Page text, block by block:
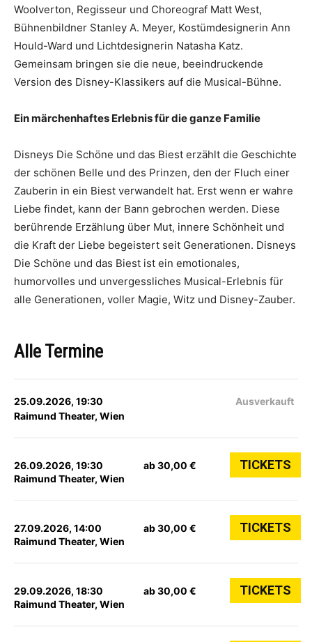
Woolverton, Regisseur und Choreograf Matt West,
Bühnenbildner Stanley A. Meyer, Kostümdesignerin Ann
Hould-Ward und Lichtdesignerin Natasha Katz.
Gemeinsam bringen sie die neue, beeindruckende
Version des Disney-Klassikers auf die Musical-Bühne.
Ein märchenhaftes Erlebnis für die ganze Familie
Disneys Die Schöne und das Biest erzählt die Geschichte
der schönen Belle und des Prinzen, den der Fluch einer
Zauberin in ein Biest verwandelt hat. Erst wenn er wahre
Liebe findet, kann der Bann gebrochen werden. Diese
berührende Erzählung über Mut, innere Schönheit und
die Kraft der Liebe begeistert seit Generationen. Disneys
Die Schöne und das Biest ist ein emotionales,
humorvolles und unvergessliches Musical-Erlebnis für
alle Generationen, voller Magie, Witz und Disney-Zauber.
Alle Termine
25.09.2026, 19:30
Raimund Theater, Wien
Ausverkauft
26.09.2026, 19:30
Raimund Theater, Wien
ab 30,00 € TICKETS
27.09.2026, 14:00
Raimund Theater, Wien
ab 30,00 € TICKETS
29.09.2026, 18:30
Raimund Theater, Wien
ab 30,00 € TICKETS